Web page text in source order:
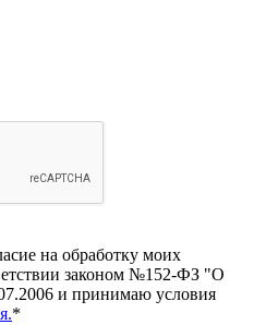
на обработку моих
законом №152-ФЗ "О
и принимаю условия
*